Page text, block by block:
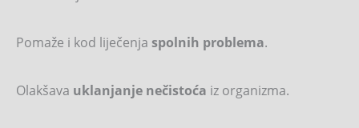
Pomaže i kod liječenja spolnih problema.
Olakšava uklanjanje nečistoća iz organizma.